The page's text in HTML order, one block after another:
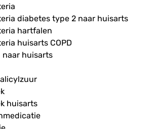
diabetes type 2 naar huisarts
hartfalen
huisarts COPD
huisarts
huisarts